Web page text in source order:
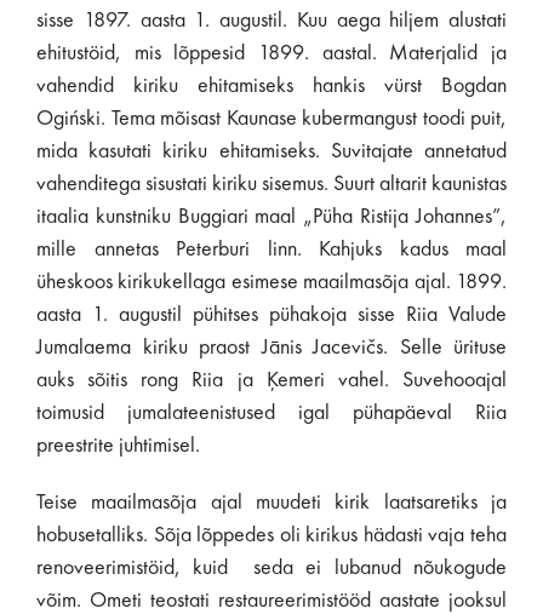
sisse 1897. aasta 1. augustil. Kuu aega hiljem alustati
ehitustöid, mis lõppesid 1899. aastal. Materjalid ja
vahendid kiriku ehitamiseks hankis vürst Bogdan
Ogiński. Tema mõisast Kaunase kubermangust toodi puit,
mida kasutati kiriku ehitamiseks. Suvitajate annetatud
vahenditega sisustati kiriku sisemus. Suurt altarit kaunistas
itaalia kunstniku Buggiari maal „Püha Ristija Johannes”,
mille annetas Peterburi linn. Kahjuks kadus maal
üheskoos kirikukellaga esimese maailmasõja ajal. 1899.
aasta 1. augustil pühitses pühakoja sisse Riia Valude
Jumalaema kiriku praost Jānis Jacevičs. Selle ürituse
auks sõitis rong Riia ja Ķemeri vahel. Suvehooajal
toimusid jumalateenistused igal pühapäeval Riia
preestrite juhtimisel.
Teise maailmasõja ajal muudeti kirik laatsaretiks ja
hobusetalliks. Sõja lõppedes oli kirikus hädasti vaja teha
renoveerimistöid, kuid seda ei lubanud nõukogude
võim. Ometi teostati restaureerimistööd aastate jooksul